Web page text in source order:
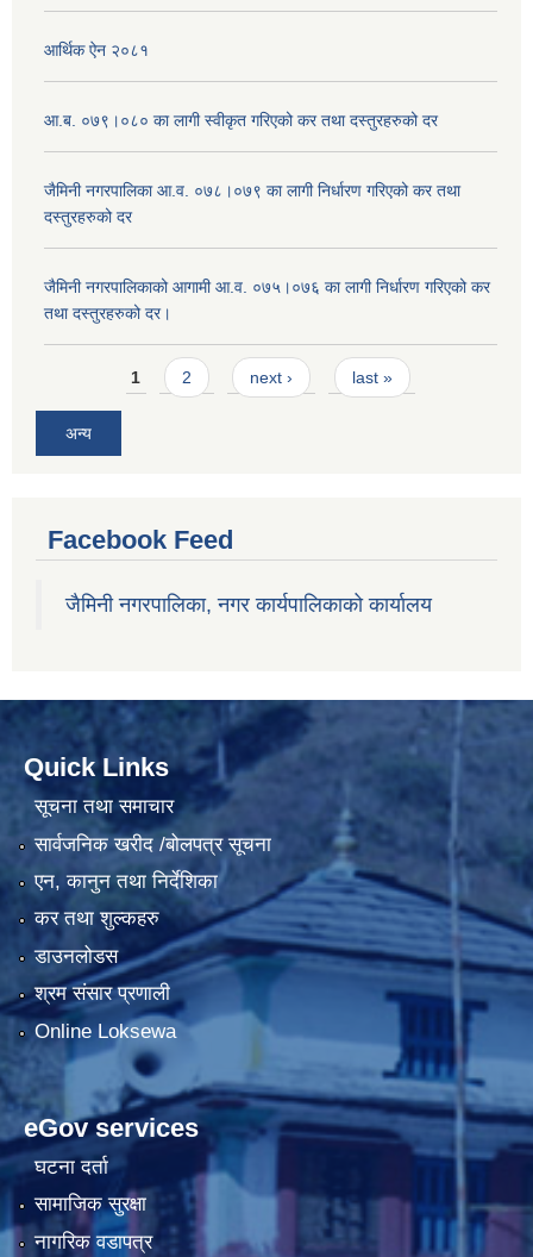
आर्थिक ऐन २०८१
आ.ब. ०७९।०८० का लागी स्वीकृत गरिएको कर तथा दस्तुरहरुको दर
जैमिनी नगरपालिका आ.व. ०७८।०७९ का लागी निर्धारण गरिएको कर तथा
दस्तुरहरुको दर
जैमिनी नगरपालिकाको आगामी आ.व. ०७५।०७६ का लागी निर्धारण गरिएको कर
तथा दस्तुरहरुको दर।
Pages1 2 next › last »
अन्य
Facebook Feed
जैमिनी नगरपालिका, नगर कार्यपालिकाको कार्यालय
Quick Links
सूचना तथा समाचार
सार्वजनिक खरीद /बोलपत्र सूचना
एन, कानुन तथा निर्देशिका
कर तथा शुल्कहरु
डाउनलोडस
श्रम संसार प्रणाली
Online Loksewa
eGov services
घटना दर्ता
सामाजिक सुरक्षा
नागरिक वडापत्र